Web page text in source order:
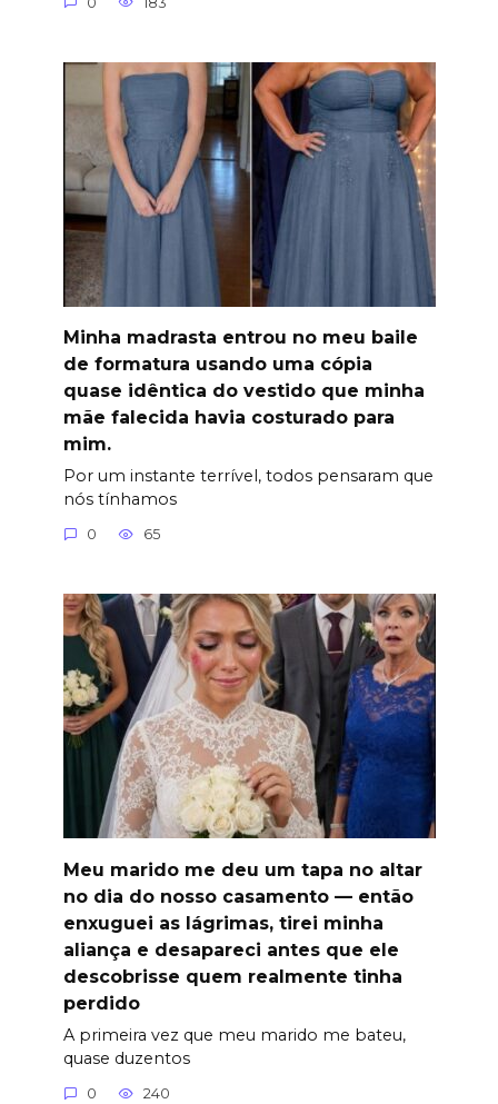
Minha madrasta entrou no meu baile
de formatura usando uma cópia
quase idêntica do vestido que minha
mãe falecida havia costurado para
mim.
Por um instante terrível, todos pensaram que
nós tínhamos
0 65
Meu marido me deu um tapa no altar
no dia do nosso casamento — então
enxuguei as lágrimas, tirei minha
aliança e desapareci antes que ele
descobrisse quem realmente tinha
perdido
A primeira vez que meu marido me bateu,
quase duzentos
0 240